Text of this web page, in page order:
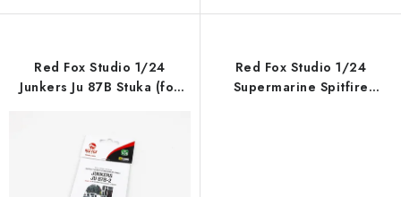
Red Fox Studio 1/24
Junkers Ju 87B Stuka (for
Red Fox Studio 1/24
Supermarine Spitfire